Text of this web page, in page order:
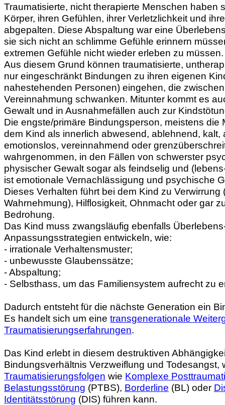
Traumatisierte, nicht therapierte Menschen haben
Körper, ihren Gefühlen, ihrer Verletzlichkeit und
abgepalten. Diese Abspaltung war eine
sie sich nicht an schlimme Gefühle erinnern
extremen Gefühle nicht wieder erleben zu müssen.
Aus diesem Grund können traumatisierte,
nur eingeschränkt Bindungen zu ihren eigenen
nahestehenden Personen) eingehen, die
Vereinnahmung schwanken. Mitunter kommt es
Gewalt und in Ausnahmefällen auch zur
Die engste/primäre Bindungsperson, meistens die
dem Kind als innerlich abwesend, ablehnend, kalt,
emotionslos, vereinnahmend oder
wahrgenommen, in den Fällen von schwerster
physischer Gewalt sogar als feindselig und
ist emotionale Vernachlässigung und psychische
Dieses Verhalten führt bei dem Kind zu Verwirrung
Wahrnehmung), Hilflosigkeit, Ohnmacht oder gar
Bedrohung.
Das Kind muss zwangsläufig ebenfalls
Anpassungsstrategien entwickeln, wie:
- irrationale Verhaltensmuster;
- unbewusste Glaubenssätze;
- Abspaltung;
- Selbsthass, um das Familiensystem aufrecht zu
Dadurch entsteht für die nächste Generation ein
Es handelt sich um eine transgenerationale
Traumatisierungserfahrungen.
Das Kind erlebt in diesem destruktiven
Bindungsverhältnis Verzweiflung und Todesangst,
Traumatisierungsfolgen wie Komplexe
Belastungsstörung (PTBS), Borderline (BL) oder
Identitätsstörung (DIS) führen kann.